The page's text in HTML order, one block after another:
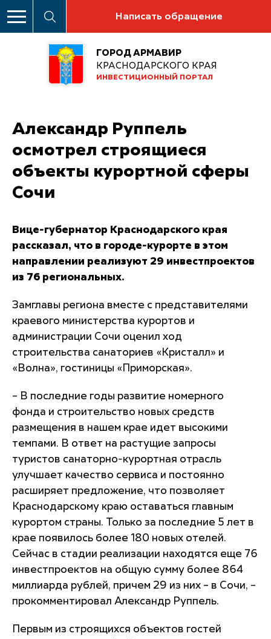
Написать обращение
ГОРОД АРМАВИР
КРАСНОДАРСКОГО КРАЯ
ИНВЕСТИЦИОННЫЙ ПОРТАЛ
Александр Руппель
осмотрел строящиеся
объекты курортной сферы
Сочи
Вице-губернатор Краснодарского края
рассказал, что в городе-курорте в этом
направлении реализуют 29 инвестпроектов
из 76 региональных.
Замглавы региона вместе с представителями
краевого министерства курортов и
администрации Сочи оценил ход
строительства санаториев «Кристалл» и
«Волна», гостиницы «Приморская».
– В последние годы развитие номерного
фонда и строительство новых средств
размещения в нашем крае идет высокими
темпами. В ответ на растущие запросы
туристов санаторно-курортная отрасль
улучшает качество сервиса и постоянно
расширяет предложение, что позволяет
Краснодарскому краю оставаться главным
курортом страны. Только за последние 5 лет в
крае появилось более 180 новых отелей.
Сейчас в стадии реализации находятся еще 76
инвестпроектов на общую сумму более 864
миллиарда рублей, причем 29 из них – в Сочи, –
прокомментировал Александр Руппель.
Первым из строящихся объектов гостей